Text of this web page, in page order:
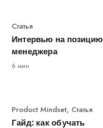
Категория
Статья
Интервью на позицию
менеджера
6 мин
Категория
Product Mindset, Статья
Гайд: как обучать